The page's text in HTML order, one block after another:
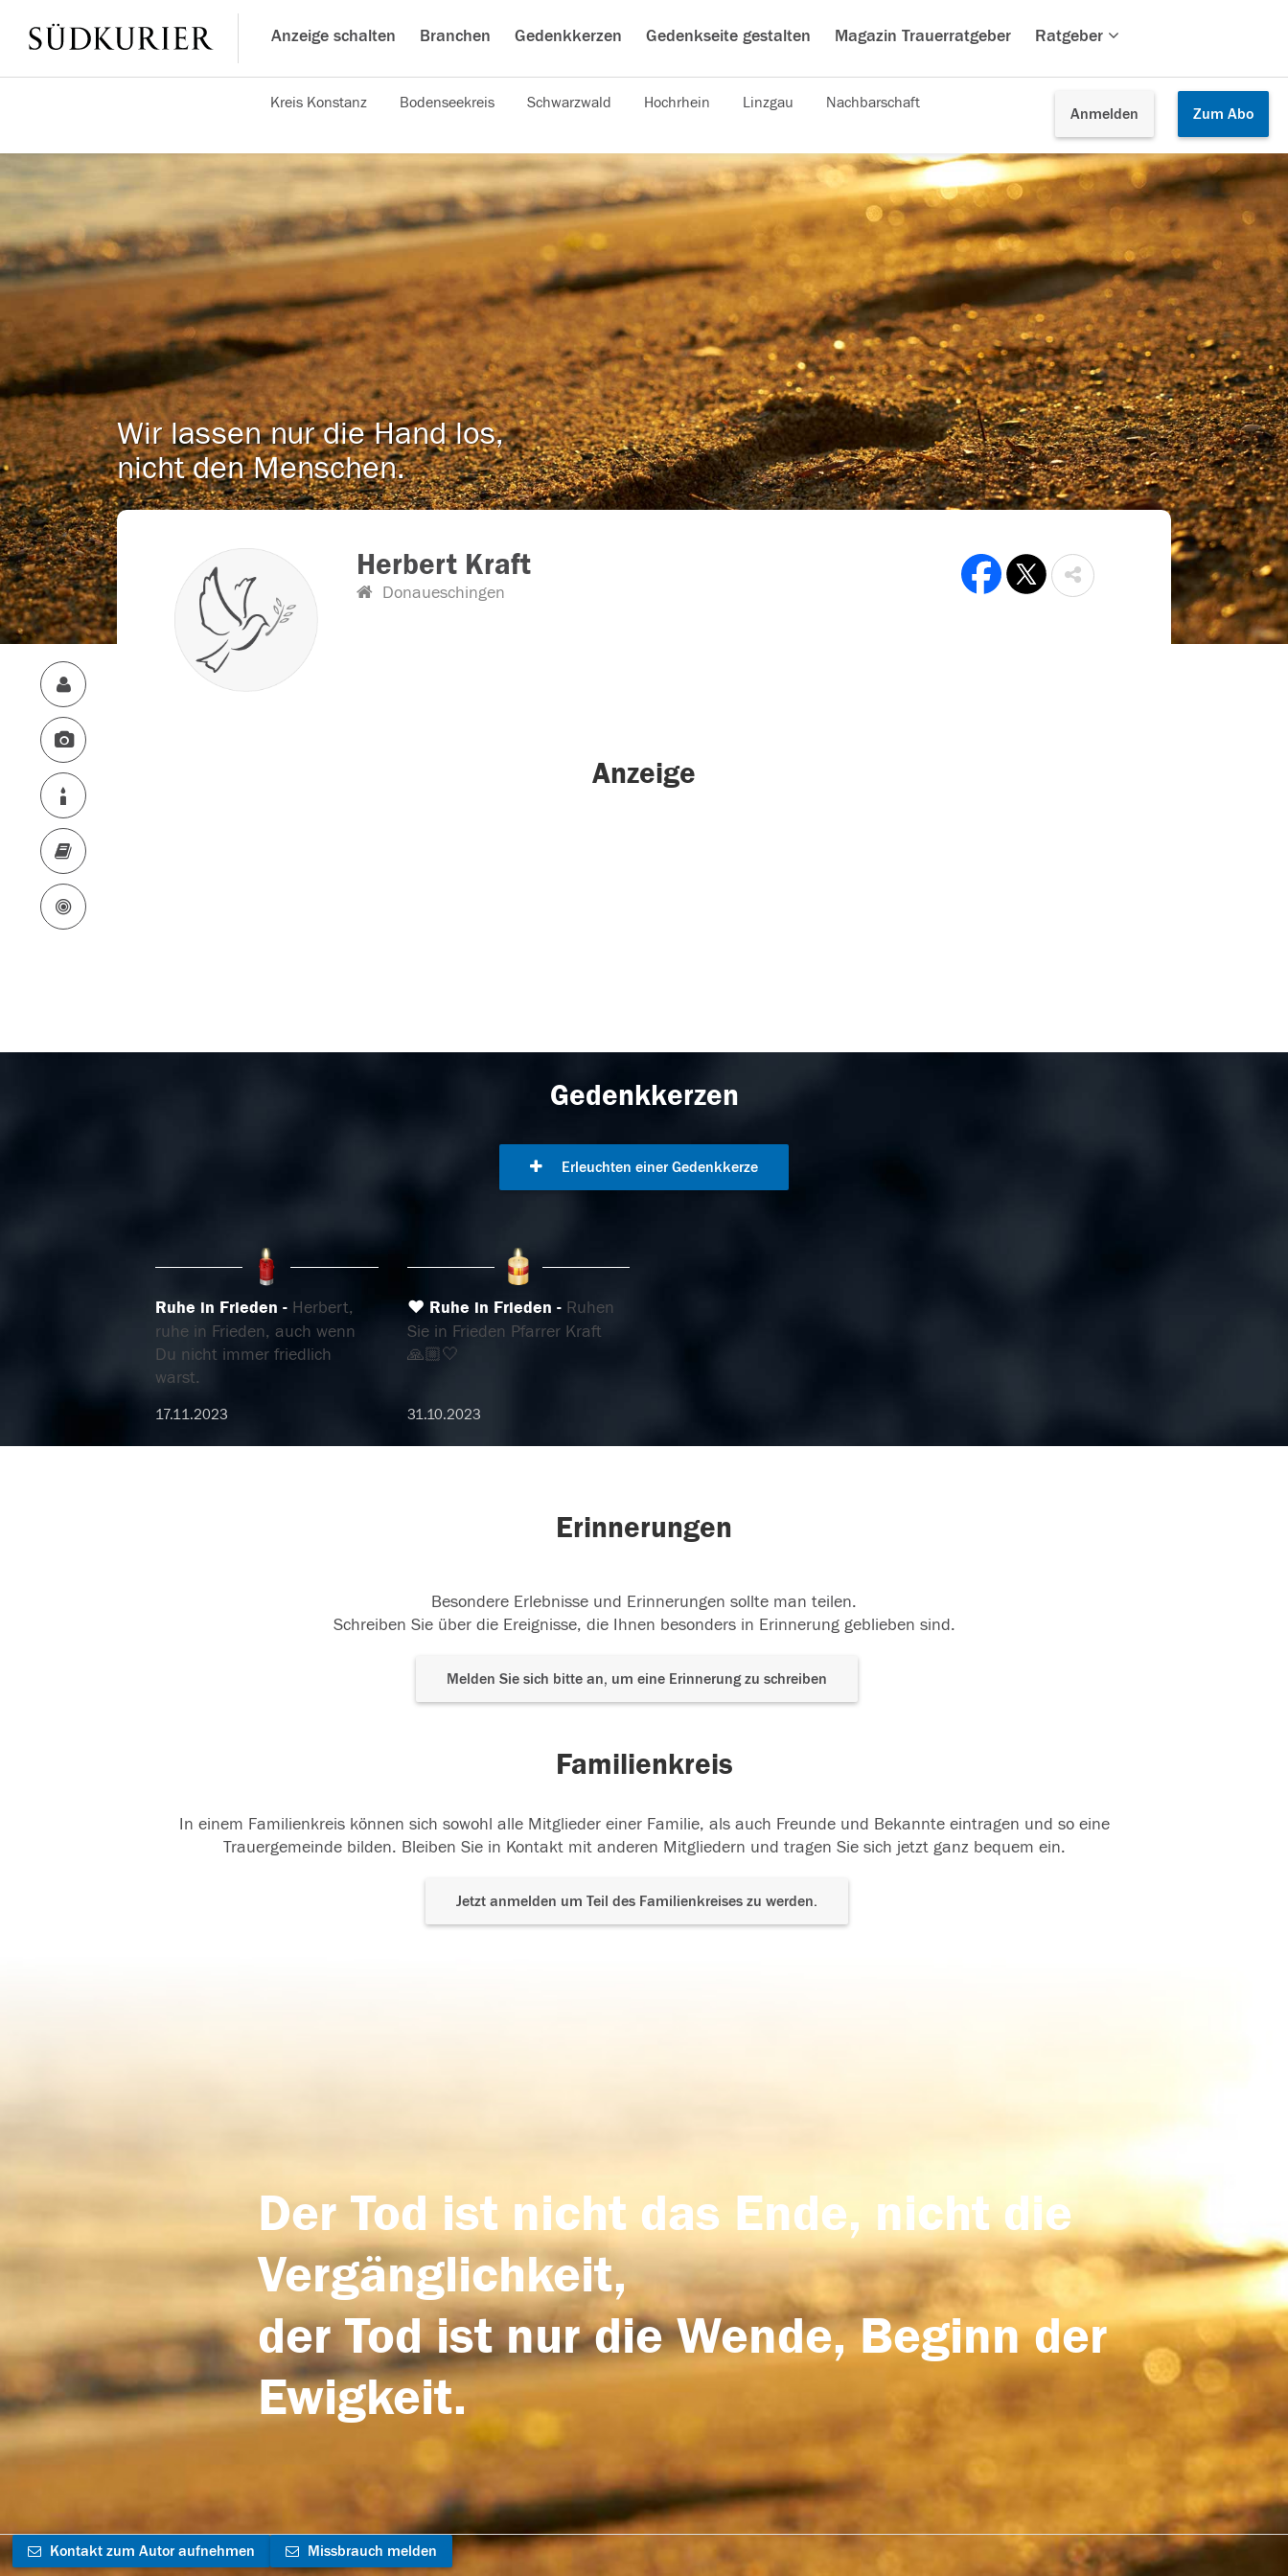
Anzeige schalten Branchen Gedenkkerzen Gedenkseite gestalten Magazin Trauerratgeber Ratgeber
Anmelden Zum Abo
Kreis Konstanz Bodenseekreis Schwarzwald Hochrhein Linzgau Nachbarschaft
Wir lassen nur die Hand los,
nicht den Menschen.
Herbert Kraft
Donaueschingen
Anzeige
Gedenkkerzen
Erleuchten einer Gedenkkerze
Ruhe in Frieden
Herbert,
ruhe in Frieden, auch wenn
Du nicht immer friedlich
warst.
17.11.2023
♥️ Ruhe in Frieden
Ruhen
Sie in Frieden Pfarrer Kraft
🙏🏼🤍
31.10.2023
Erinnerungen
Besondere Erlebnisse und Erinnerungen sollte man teilen.
Schreiben Sie über die Ereignisse, die Ihnen besonders in Erinnerung geblieben sind.
Melden Sie sich bitte an, um eine Erinnerung zu schreiben
Familienkreis
In einem Familienkreis können sich sowohl alle Mitglieder einer Familie, als auch Freunde und Bekannte eintragen und so eine
Trauergemeinde bilden. Bleiben Sie in Kontakt mit anderen Mitgliedern und tragen Sie sich jetzt ganz bequem ein.
Jetzt anmelden um Teil des Familienkreises zu werden.
Der Tod ist nicht das Ende, nicht die
Vergänglichkeit,
der Tod ist nur die Wende, Beginn der
Ewigkeit.
Kontakt zum Autor aufnehmen Missbrauch melden